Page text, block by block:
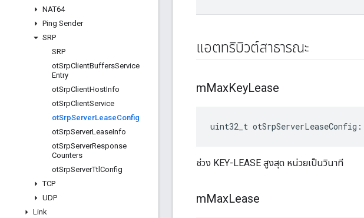
NAT64
Ping Sender
SRP
SRP
otSrpClientBuffersService
Entry
otSrpClientHostInfo
otSrpClientService
otSrpServerLeaseConfig
otSrpServerLeaseInfo
otSrpServerResponse
Counters
otSrpServerTtl Config
TCP
UDP
Link
แอตทริบิวต์สาธารณะ
mMaxKeyLease
uint32_t otSrpServerLeaseConfig
ช่วง KEY-LEASE สูงสุด หน่วยเป็นวินาที
mMaxLease